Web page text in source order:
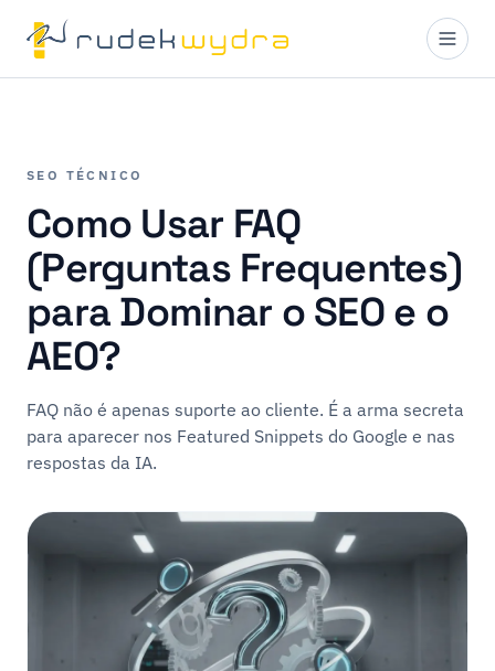
SEO TÉCNICO
Como Usar FAQ
(Perguntas Frequentes)
para Dominar o SEO e o
AEO?
FAQ não é apenas suporte ao cliente. É a arma secreta
para aparecer nos Featured Snippets do Google e nas
respostas da IA.